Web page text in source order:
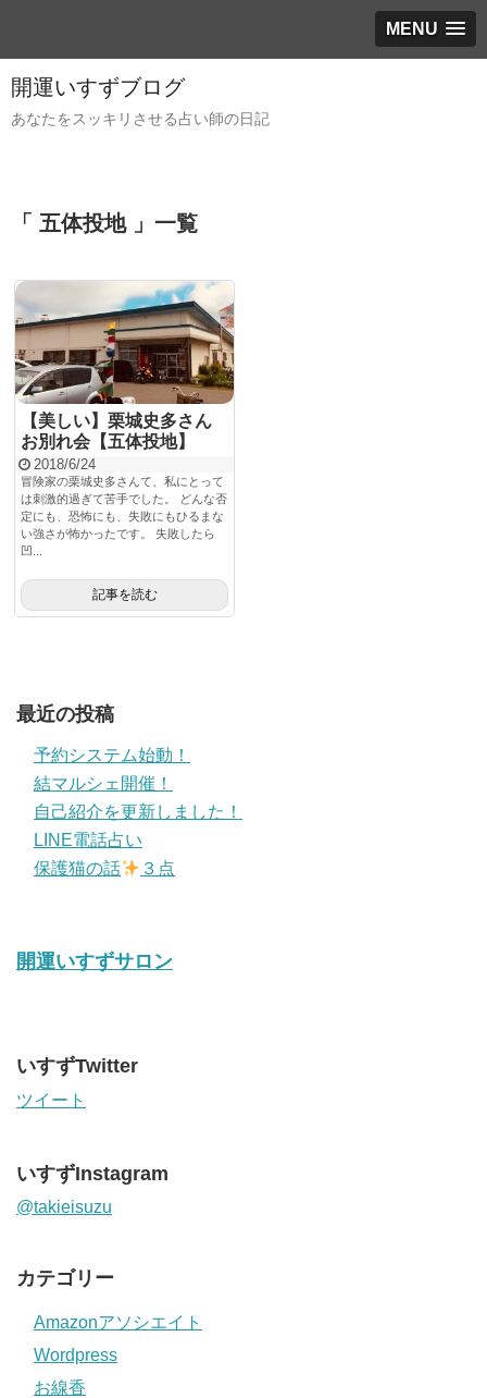
MENU
開運いすずブログ
あなたをスッキリさせる占い師の日記
「 五体投地 」一覧
【美しい】栗城史多さん
お別れ会【五体投地】
2018/6/24
冒険家の栗城史多さんて、私にとって
は刺激的過ぎて苦手でした。 どんな否
定にも、恐怖にも、失敗にもひるまな
い強さが怖かったです。 失敗したら
凹...
記事を読む
最近の投稿
予約システム始動！
結マルシェ開催！
自己紹介を更新しました！
LINE電話占い
保護猫の話
３点
開運いすずサロン
いすずTwitter
ツイート
いすずInstagram
@takieisuzu
カテゴリー
Amazonアソシエイト
Wordpress
お線香